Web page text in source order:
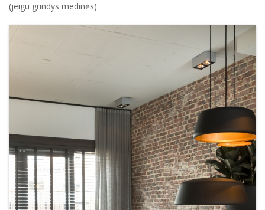
(jeigu grindys medinės).